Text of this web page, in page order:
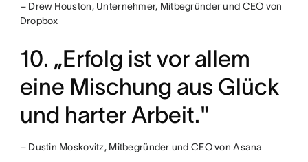
– Drew Houston, Unternehmer, Mitbegründer und CEO von
Dropbox
10. „Erfolg ist vor allem
eine Mischung aus Glück
und harter Arbeit."
– Dustin Moskovitz, Mitbegründer und CEO von Asana